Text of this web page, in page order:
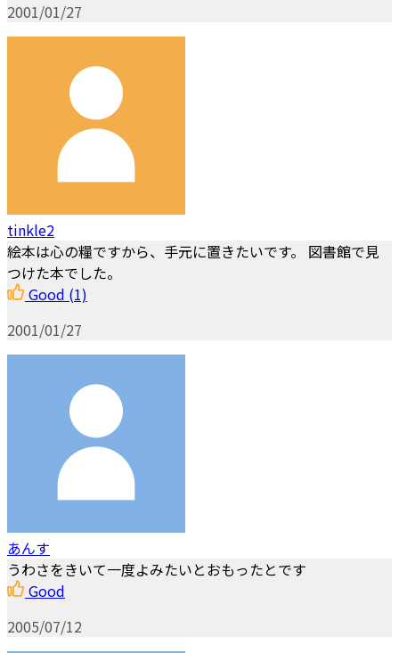
2001/01/27
tinkle2
絵本は心の糧ですから、手元に置きたいです。 図書館で見
つけた本でした。
Good (1)
2001/01/27
あんす
うわさをきいて一度よみたいとおもったとです
Good
2005/07/12